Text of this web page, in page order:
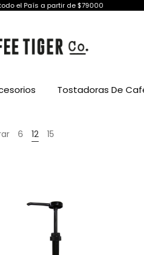
el País a partir de $79000
Tostadoras De
6 12 15